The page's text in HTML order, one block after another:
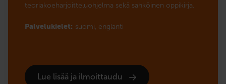
teoriakoeharjoitteluohjelma sekä sähköinen oppikirja.
Palvelukielet: suomi, englanti
Lue lisää ja ilmoittaudu